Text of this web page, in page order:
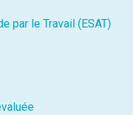
par le Travail (ESAT)